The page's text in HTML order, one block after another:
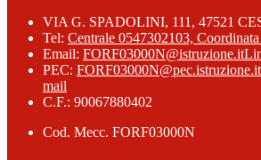
VIA G. SPADOLINI, 111, 47521
Tel: Centrale 0547302103,
Email: FORF03000N@istruzione.it
PEC: FORF03000N@pec.istruzione.it
mail
C.F.: 90067880402
Cod. Mecc. FORF03000N